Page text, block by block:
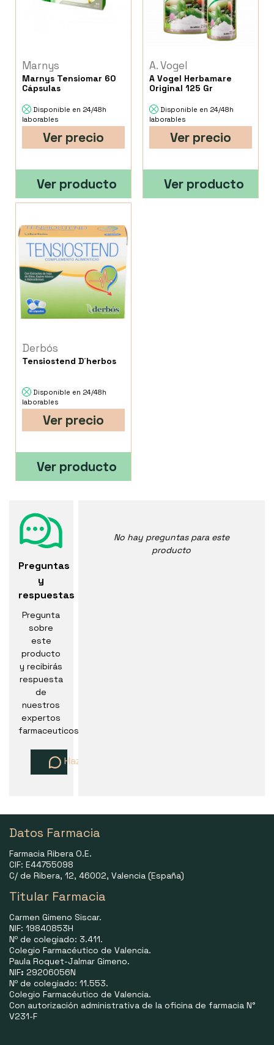
Marnys
Marnys Tensiomar 60
Cápsulas
Disponible en 24/48h
laborables
Ver precio
Ver producto
A. Vogel
A Vogel Herbamare
Original 125 Gr
Disponible en 24/48h
laborables
Ver precio
Ver producto
Derbós
Tensiostend D´herbos
Disponible en 24/48h
laborables
Ver precio
Ver producto
Preguntas
y
respuestas
Pregunta
sobre
este
producto
y recibirás
respuesta
de
nuestros
expertos
farmaceuticos
Haz una pregunta
No hay preguntas para este
producto
Datos Farmacia
Farmacia Ribera O.E.
CIF: E44755098
C/ de Ribera, 12, 46002, Valencia (España)
Titular Farmacia
Carmen Gimeno Siscar.
NIF: 19840853H
Nº de colegiado: 3.411.
Colegio Farmacéutico de Valencia.
Paula Roquet-Jalmar Gimeno.
NIF: 29206056N
Nº de colegiado: 11.553.
Colegio Farmacéutico de Valencia.
Con autorización administrativa de la oficina de farmacia N°
V231-F